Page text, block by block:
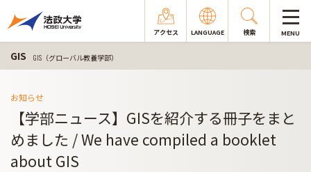
アクセス LANGUAGE 検索 MENU
GIS GIS（グローバル教養学部）
お知らせ
【学部ニュース】GISを紹介する冊子をまと
めました / We have compiled a booklet
about GIS